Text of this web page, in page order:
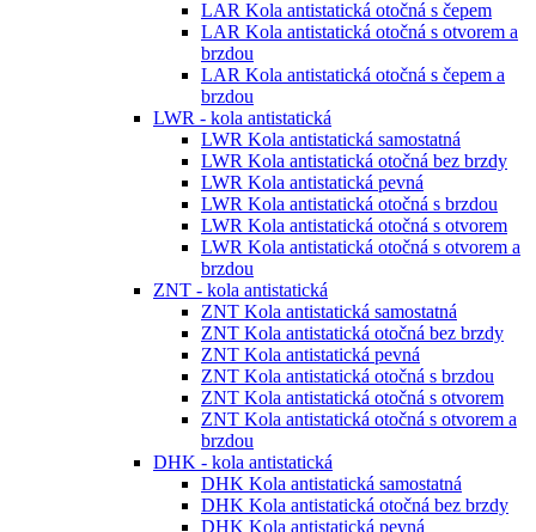
LAR Kola antistatická otočná s čepem
LAR Kola antistatická otočná s otvorem a
brzdou
LAR Kola antistatická otočná s čepem a
brzdou
LWR - kola antistatická
LWR Kola antistatická samostatná
LWR Kola antistatická otočná bez brzdy
LWR Kola antistatická pevná
LWR Kola antistatická otočná s brzdou
LWR Kola antistatická otočná s otvorem
LWR Kola antistatická otočná s otvorem a
brzdou
ZNT - kola antistatická
ZNT Kola antistatická samostatná
ZNT Kola antistatická otočná bez brzdy
ZNT Kola antistatická pevná
ZNT Kola antistatická otočná s brzdou
ZNT Kola antistatická otočná s otvorem
ZNT Kola antistatická otočná s otvorem a
brzdou
DHK - kola antistatická
DHK Kola antistatická samostatná
DHK Kola antistatická otočná bez brzdy
DHK Kola antistatická pevná